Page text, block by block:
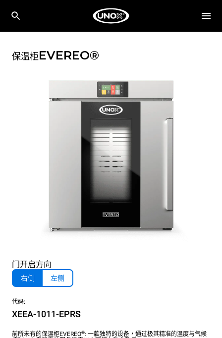
保温柜EVEREO®
门开启方向
右侧 左侧
代码:
XEEA-1011-EPRS
前所未有的保温柜EVEREO®: 一款独特的设备，通过极其精准的温度与气候